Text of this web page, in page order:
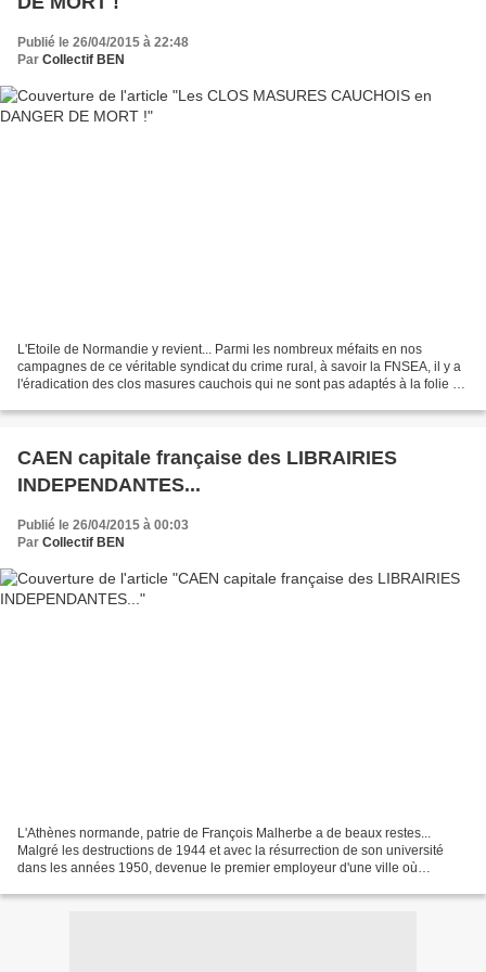
Publié le 26/04/2015 à 22:48
Par Collectif BEN
L'Etoile de Normandie y revient... Parmi les nombreux méfaits en nos
campagnes de ce véritable syndicat du crime rural, à savoir la FNSEA, il y a
l'éradication des clos masures cauchois qui ne sont pas adaptés à la folie de
CAEN capitale française des LIBRAIRIES
INDEPENDANTES...
Publié le 26/04/2015 à 00:03
Par Collectif BEN
L'Athènes normande, patrie de François Malherbe a de beaux restes...
Malgré les destructions de 1944 et avec la résurrection de son université
dans les années 1950, devenue le premier employeur d'une ville où